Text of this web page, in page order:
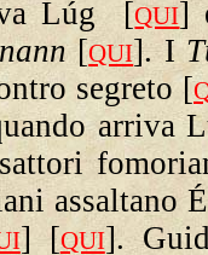
Lúg[QUI]
[QUI]. I
segreto[
arriva
assaltano
] [QUI].